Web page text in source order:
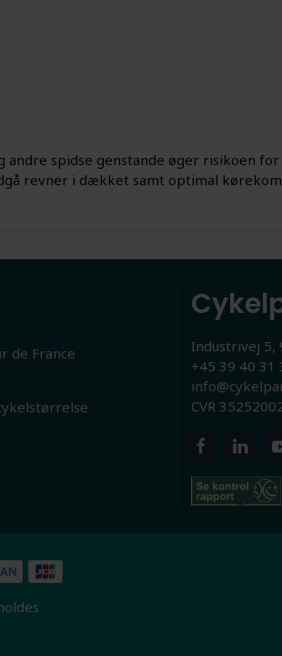
spidse genstande øger risikoen
revner i dækket samt optimal
de France
Industrivej 5,
+45 39 40 31
CVR